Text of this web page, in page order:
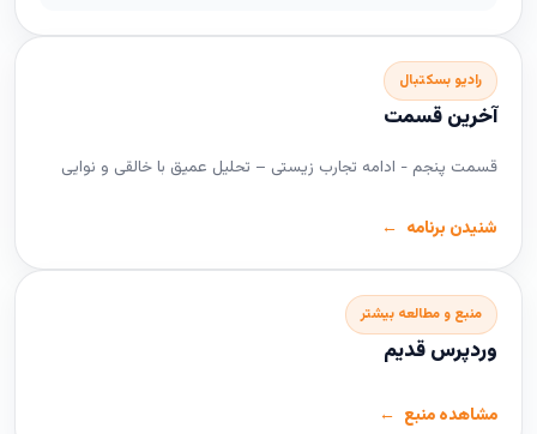
رادیو بسکتبال
آخرین قسمت
قسمت پنجم - ادامه تجارب زیستی – تحلیل عمیق با خالقی و نوایی
شنیدن برنامه
منبع و مطالعه بیشتر
وردپرس قدیم
مشاهده منبع